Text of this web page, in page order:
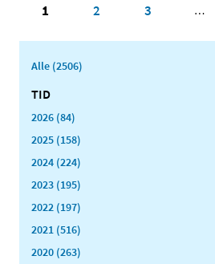
1 2 3 …
Alle (2506)
TID
2026 (84)
2025 (158)
2024 (224)
2023 (195)
2022 (197)
2021 (516)
2020 (263)